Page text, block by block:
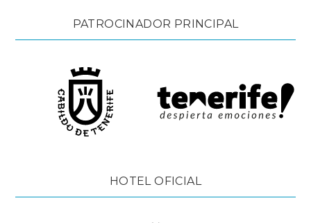
PATROCINADOR PRINCIPAL
HOTEL OFICIAL